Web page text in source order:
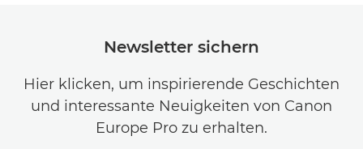
Newsletter sichern
Hier klicken, um inspirierende Geschichten
und interessante Neuigkeiten von Canon
Europe Pro zu erhalten.